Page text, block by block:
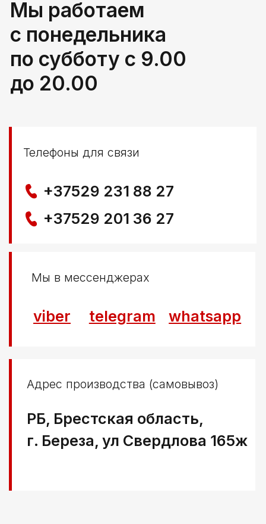
Свидетельство выдано Березовским районным
исполнительным комитетом 29.04.2025
Создание сайта Nastya Gurpa
г. Береза, ул Свердлова 165ж